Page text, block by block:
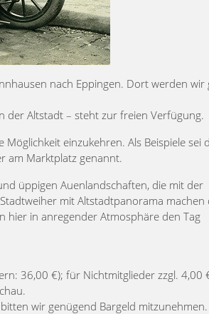
nach Eppingen. Dort werden wir
der Altstadt – steht zur freien Verfügung.
einzukehren. Als Beispiele sei
am Marktplatz genannt.
üppigen Auenlandschaften, die mit der
mit Altstadtpanorama machen
hier in anregender Atmosphäre den Tag
36,00 €); für Nichtmitglieder zzgl. 4,00
wir genügend Bargeld mitzunehmen.